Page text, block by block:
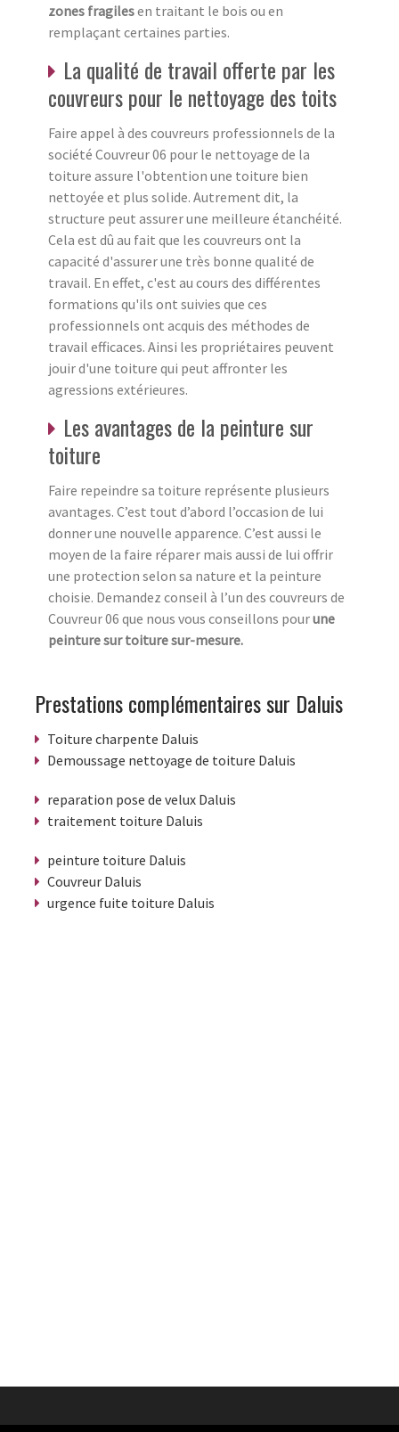
zones fragilesen traitant le bois ou en
remplaçant certaines parties.
La qualité de travail offerte par les
couvreurs pour le nettoyage des toits
Faire appel à des couvreurs professionnels de la
société Couvreur 06 pour le nettoyage de la
toiture assure l'obtention une toiture bien
nettoyée et plus solide. Autrement dit, la
structure peut assurer une meilleure étanchéité.
Cela est dû au fait que les couvreurs ont la
capacité d'assurer une très bonne qualité de
travail. En effet, c'est au cours des différentes
formations qu'ils ont suivies que ces
professionnels ont acquis des méthodes de
travail efficaces. Ainsi les propriétaires peuvent
jouir d'une toiture qui peut affronter les
agressions extérieures.
Les avantages de la peinture sur
toiture
Faire repeindre sa toiture représente plusieurs
avantages. C’est tout d’abord l’occasion de lui
donner une nouvelle apparence. C’est aussi le
moyen de la faire réparer mais aussi de lui offrir
une protection selon sa nature et la peinture
choisie. Demandez conseil à l’un des couvreurs de
Couvreur 06 que nous vous conseillons pourune
peinture sur toiture sur-mesure.
Prestations complémentaires sur Daluis
Toiture charpente Daluis
Demoussage nettoyage de toiture Daluis
reparation pose de velux Daluis
traitement toiture Daluis
peinture toiture Daluis
Couvreur Daluis
urgence fuite toiture Daluis